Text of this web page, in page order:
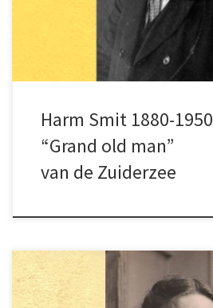
familiegeschiedenis.
Harm Smit 1880-1950
“Grand old man”
van de Zuiderzee